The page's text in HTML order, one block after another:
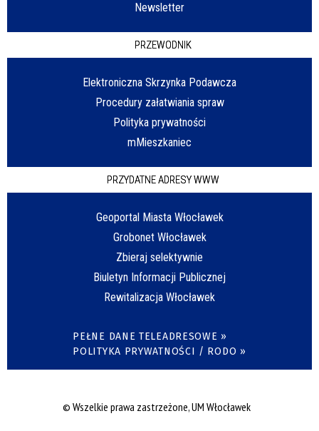
Newsletter
PRZEWODNIK
Elektroniczna Skrzynka Podawcza
Procedury załatwiania spraw
Polityka prywatności
mMieszkaniec
PRZYDATNE ADRESY WWW
Geoportal Miasta Włocławek
Grobonet Włocławek
Zbieraj selektywnie
Biuletyn Informacji Publicznej
Rewitalizacja Włocławek
PEŁNE DANE TELEADRESOWE »
POLITYKA PRYWATNOŚCI / RODO »
© Wszelkie prawa zastrzeżone, UM Włocławek